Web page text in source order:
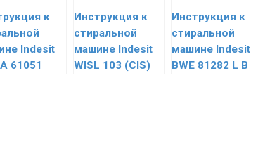
к
Indesit
61051
Инструкция к
стиральной
машине Indesit
WISL 103 (CIS)
Инструкция к
стиральной
машине Indesit
BWE 81282 L B